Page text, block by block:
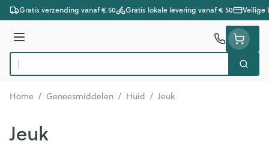
Ga naar de inhoud
Gratis verzending vanaf € 50 Gratis lokale levering vanaf € 50 Veilige
Menu
Product, merk, categorie...
Zoek
Home / Geneesmiddelen / Huid / Jeuk
Jeuk